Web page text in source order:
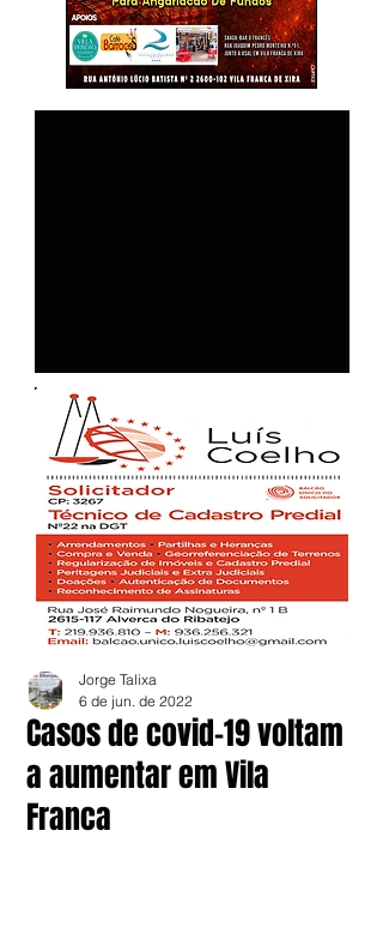
Casos de covid-19 voltam
a aumentar em Vila
Franca
Jorge Talixa
6 de jun. de 2022